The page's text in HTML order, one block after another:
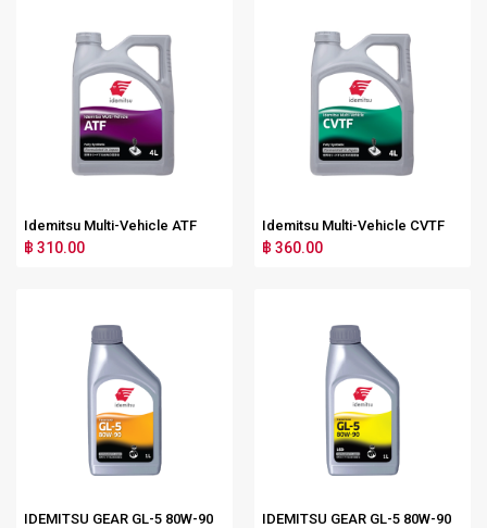
Idemitsu Multi-Vehicle ATF
฿ 310.00
Idemitsu Multi-Vehicle CVTF
฿ 360.00
IDEMITSU GEAR GL-5 80W-90
IDEMITSU GEAR GL-5 80W-90